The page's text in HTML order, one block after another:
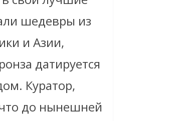
шедевры из
и Азии,
датируется
Куратор,
до нынешней